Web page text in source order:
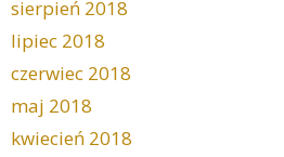
sierpień 2018
lipiec 2018
czerwiec 2018
maj 2018
kwiecień 2018